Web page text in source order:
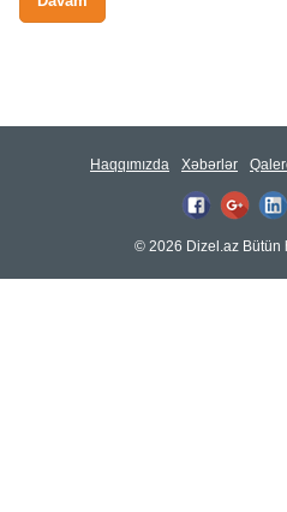
Haqqımızda Xəbərlər
© 2026 Dizel.az Bütün